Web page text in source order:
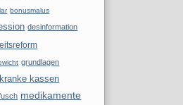
bonusmalus
desinformation
grundlagen
kranke kassen
medikamente